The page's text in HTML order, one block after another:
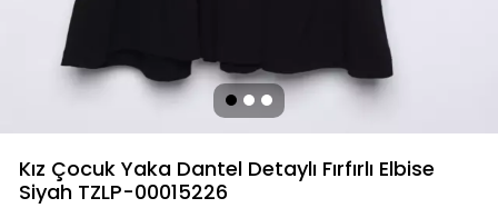
Kız Çocuk Yaka Dantel Detaylı Fırfırlı Elbise
Siyah TZLP-00015226